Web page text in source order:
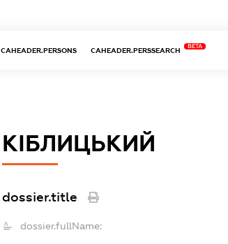
CAHEADER.PERSONS CAHEADER.PERSSEARCH
BETA
КІБЛИЦЬКИЙ
dossier.title
dossier.fullName: